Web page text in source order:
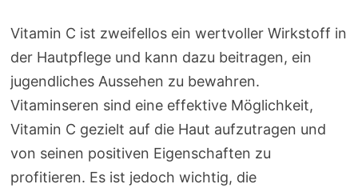
Vitamin C ist zweifellos ein wertvoller Wirkstoff in
der Hautpflege und kann dazu beitragen, ein
jugendliches Aussehen zu bewahren.
Vitaminseren sind eine effektive Möglichkeit,
Vitamin C gezielt auf die Haut aufzutragen und
von seinen positiven Eigenschaften zu
profitieren. Es ist jedoch wichtig, die